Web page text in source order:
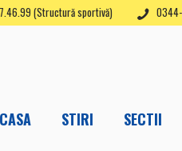
(Structură sportivă)
STIRI SECTII